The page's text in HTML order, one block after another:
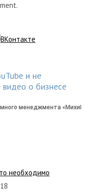
и не
о бизнесе
необходимо